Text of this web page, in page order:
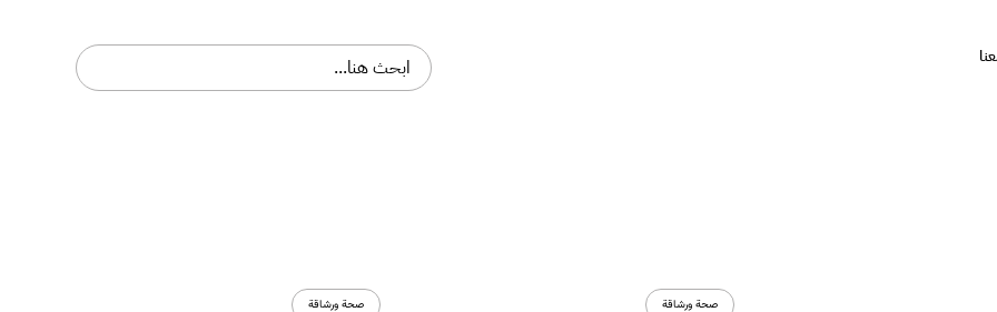
صحة ورشاقة صحة ورشاقة